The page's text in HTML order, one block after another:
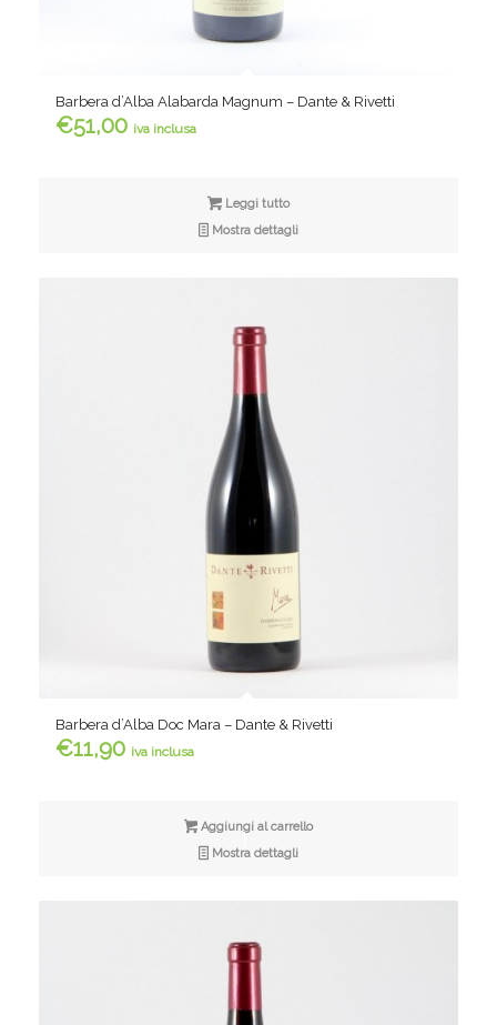
Barbera d’Alba Alabarda Magnum – Dante & Rivetti
€51,00 iva inclusa
Leggi tutto
Mostra dettagli
Barbera d’Alba Doc Mara – Dante & Rivetti
€11,90 iva inclusa
Aggiungi al carrello
Mostra dettagli